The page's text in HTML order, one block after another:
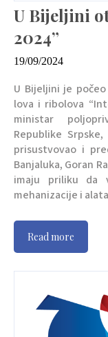
U Bijeljini
2024”
19/09/2024
U Bijeljini je
lova i ribolova
ministar
Republike
prisustvovao i
Banjaluka, Goran
imaju priliku da
mehanizacije i
Read more